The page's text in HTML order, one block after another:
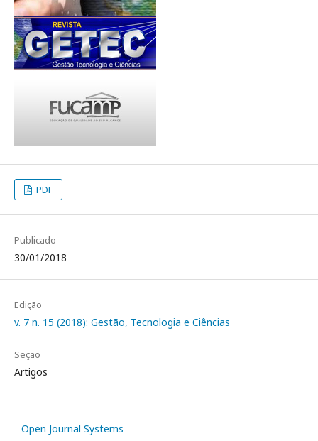
PDF
Publicado
30/01/2018
Edição
v. 7 n. 15 (2018): Gestão, Tecnologia e Ciências
Seção
Artigos
Open Journal Systems